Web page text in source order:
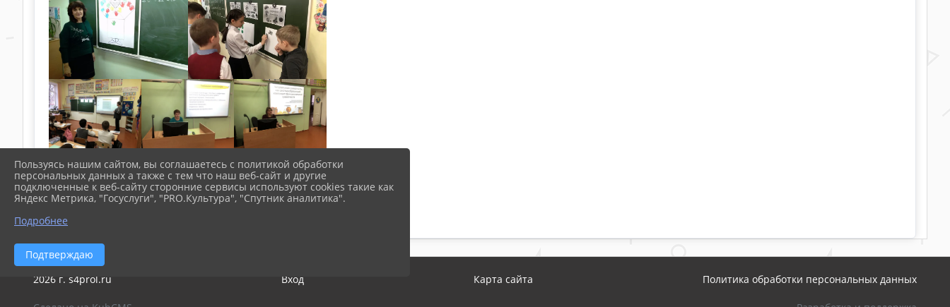
2026 г. s4prol.ru Вход Карта сайта Политика обработки персональных данных
Пользуясь нашим сайтом, вы соглашаетесь с политикой обработки
персональных данных а также с тем что наш веб-сайт и другие
подключенные к веб-сайту сторонние сервисы используют cookies такие как
Яндекс Метрика, "Госуслуги", "PRO.Культура", "Спутник аналитика".
Подробнее
Подтверждаю